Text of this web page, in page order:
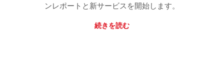
ンレポートと新サービスを開始します。
続きを読む